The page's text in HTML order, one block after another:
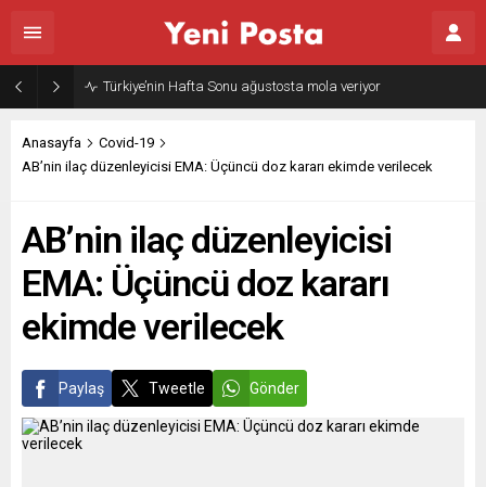
Türkiye’nin Hafta Sonu ağustosta mola veriyor
Anasayfa
Covid-19
AB’nin ilaç düzenleyicisi EMA: Üçüncü doz kararı ekimde verilecek
AB’nin ilaç düzenleyicisi
EMA: Üçüncü doz kararı
ekimde verilecek
Paylaş Tweetle Gönder